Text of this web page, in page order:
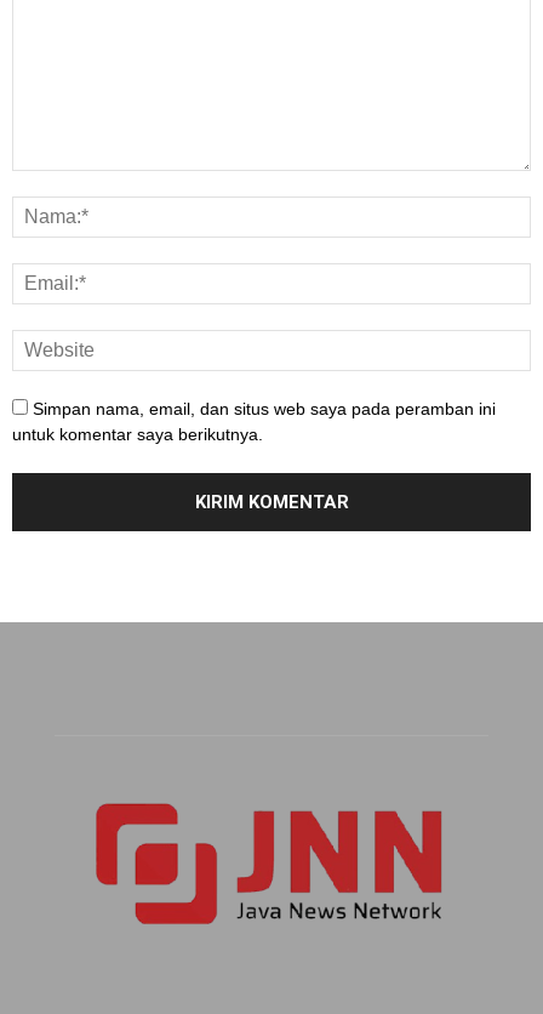
Simpan nama, email, dan situs web saya pada peramban ini
untuk komentar saya berikutnya.